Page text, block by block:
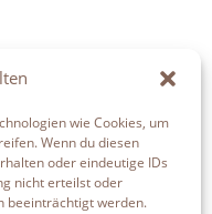
wie Cookies, um
Wenn du diesen
oder eindeutige IDs
nicht erteilst oder
beeinträchtigt werden.